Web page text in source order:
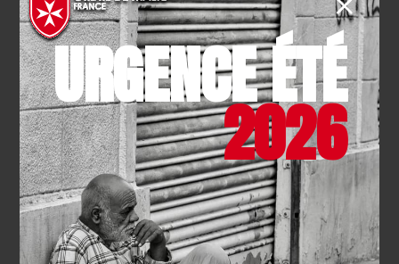
Journées mondiales de la lèpre
et des grandes maladies
endémiques 2026
EN SAVOIR PLUS
TOUTES LES ACTUALITÉS
URGENCE ÉTÉ
2026